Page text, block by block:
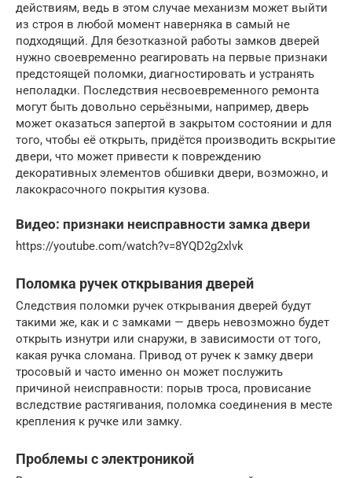
действиям, ведь в этом случае механизм может выйти
из строя в любой момент наверняка в самый не
подходящий. Для безотказной работы замков дверей
нужно своевременно реагировать на первые признаки
предстоящей поломки, диагностировать и устранять
неполадки. Последствия несвоевременного ремонта
могут быть довольно серьёзными, например, дверь
может оказаться запертой в закрытом состоянии и для
того, чтобы её открыть, придётся производить вскрытие
двери, что может привести к повреждению
декоративных элементов обшивки двери, возможно, и
лакокрасочного покрытия кузова.
Видео: признаки неисправности замка двери
https://youtube.com/watch?v=8YQD2g2xlvk
Поломка ручек открывания дверей
Следствия поломки ручек открывания дверей будут
такими же, как и с замками — дверь невозможно будет
открыть изнутри или снаружи, в зависимости от того,
какая ручка сломана. Привод от ручек к замку двери
тросовый и часто именно он может послужить
причиной неисправности: порыв троса, провисание
вследствие растягивания, поломка соединения в месте
крепления к ручке или замку.
Проблемы с электроникой